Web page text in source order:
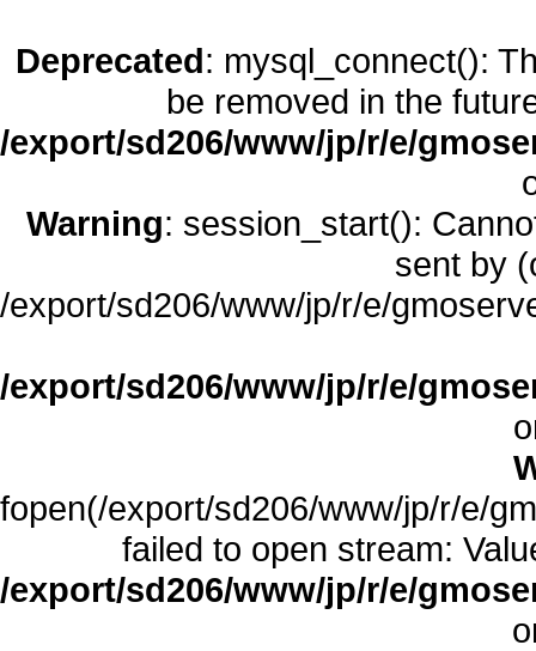
Deprecated: mysql_connect():
be removed in the
/export/sd206/www/jp/r/e/
Warning: session_start():
sent by
/export/sd206/www/jp/r/e/
/export/sd206/www/jp/r/e/
fopen(/export/sd206/www/jp/r/e/
failed to open stream:
/export/sd206/www/jp/r/e/